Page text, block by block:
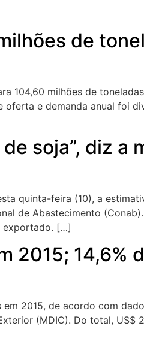
de
104,60 milhões de
e demanda anual foi
soja”, diz a
quinta-feira (10), a
de Abastecimento
exportado. […]
2015; 14,6%
2015, de acordo com
(MDIC). Do total, US$